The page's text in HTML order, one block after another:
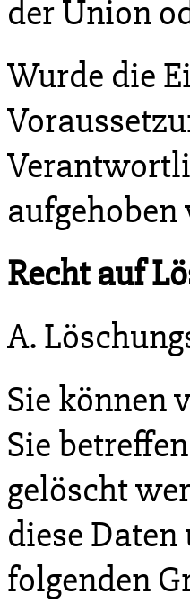
der Union
Wurde die
Recht auf
A.
Sie können
Sie
gelöscht
diese
folgenden